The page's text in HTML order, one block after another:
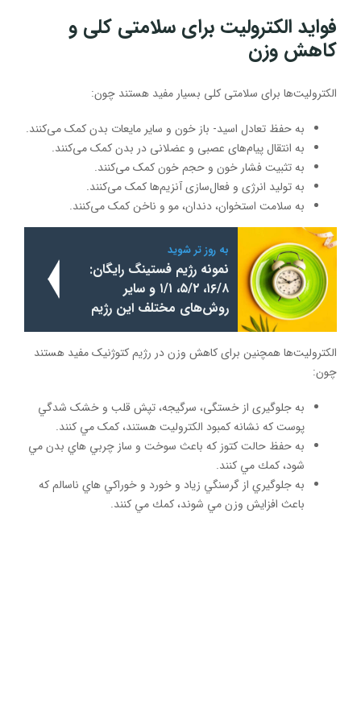
فواید الکترولیت برای سلامتی کلی و
کاهش وزن
الکترولیت‌ها برای سلامتی کلی بسیار مفید هستند چون:
به حفظ تعادل اسید- باز خون و سایر مایعات بدن کمک می‌کنند.
به انتقال پیام‌های عصبی و عضلانی در بدن کمک می‌کنند.
به تثبیت فشار خون و حجم خون کمک می‌کنند.
به تولید انرژی و فعال‌سازی آنزیم‌ها کمک می‌کنند.
به سلامت استخوان، دندان، مو و ناخن کمک می‌کنند.
به روز تر شوید
نمونه رژیم فستینگ رایگان:
۱۶/۸، ۵/۲، ۱/۱ و سایر
روش‌های مختلف این رژیم
الکترولیت‌ها همچنین برای کاهش وزن در رژیم کتوژنیک مفید هستند
چون:
به جلوگیری از خستگی، سرگیجه، تپش قلب و خشک شدگي
پوست كه نشانه كمبود الكتروليت هستند، کمک مي كنند.
به حفظ حالت كتوز كه باعث سوخت و ساز چربي هاي بدن مي
شود، كمك مي كنند.
به جلوگیري از گرسنگي زياد و خورد و خوراكي هاي ناسالم كه
باعث افزايش وزن مي شوند، كمك مي كنند.